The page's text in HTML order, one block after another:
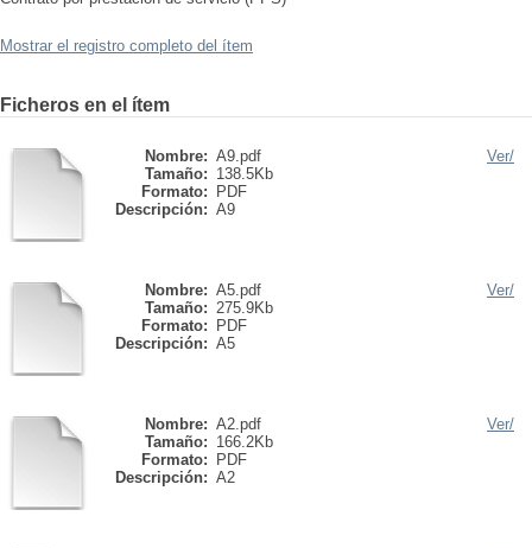
Mostrar el registro completo del ítem
Ficheros en el ítem
Nombre: A9.pdf
Tamaño: 138.5Kb
Formato:
PDF
Descripción: A9
Ver/
Nombre: A5.pdf
Tamaño: 275.9Kb
Formato:
PDF
Descripción: A5
Ver/
Nombre: A2.pdf
Tamaño: 166.2Kb
Formato:
PDF
Descripción: A2
Ver/